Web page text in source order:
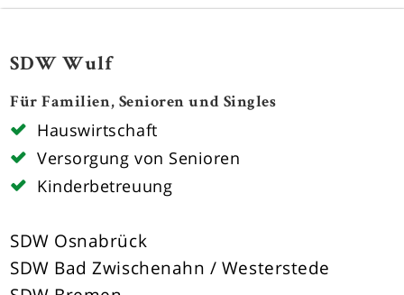
SDW Wulf
Für Familien, Senioren und Singles
Hauswirtschaft
Versorgung von Senioren
Kinderbetreuung
SDW Osnabrück
SDW Bad Zwischenahn / Westerstede